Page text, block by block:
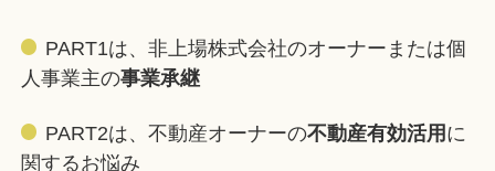
PART1は、非上場株式会社のオーナーまたは個
人事業主の事業承継
PART2は、不動産オーナーの不動産有効活用 に
関するお悩み